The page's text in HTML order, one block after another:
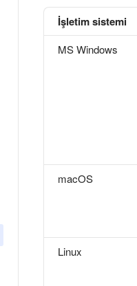
İşletim sistemi
MS Windows
macOS
Linux